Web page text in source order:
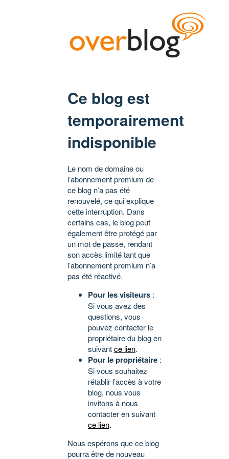
Ce blog est
temporairement
indisponible
Le nom de domaine ou
l’abonnement premium de
ce blog n’a pas été
renouvelé, ce qui explique
cette interruption. Dans
certains cas, le blog peut
également être protégé par
un mot de passe, rendant
son accès limité tant que
l’abonnement premium n’a
pas été réactivé.
Pour les visiteurs :
Si vous avez des
questions, vous
pouvez contacter le
propriétaire du blog en
suivantce lien.
Pour le propriétaire :
Si vous souhaitez
rétablir l’accès à votre
blog, nous vous
invitons à nous
contacter en suivant
ce lien.
Nous espérons que ce blog
pourra être de nouveau